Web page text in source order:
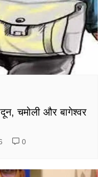
चमोली और बागेश्वर
0